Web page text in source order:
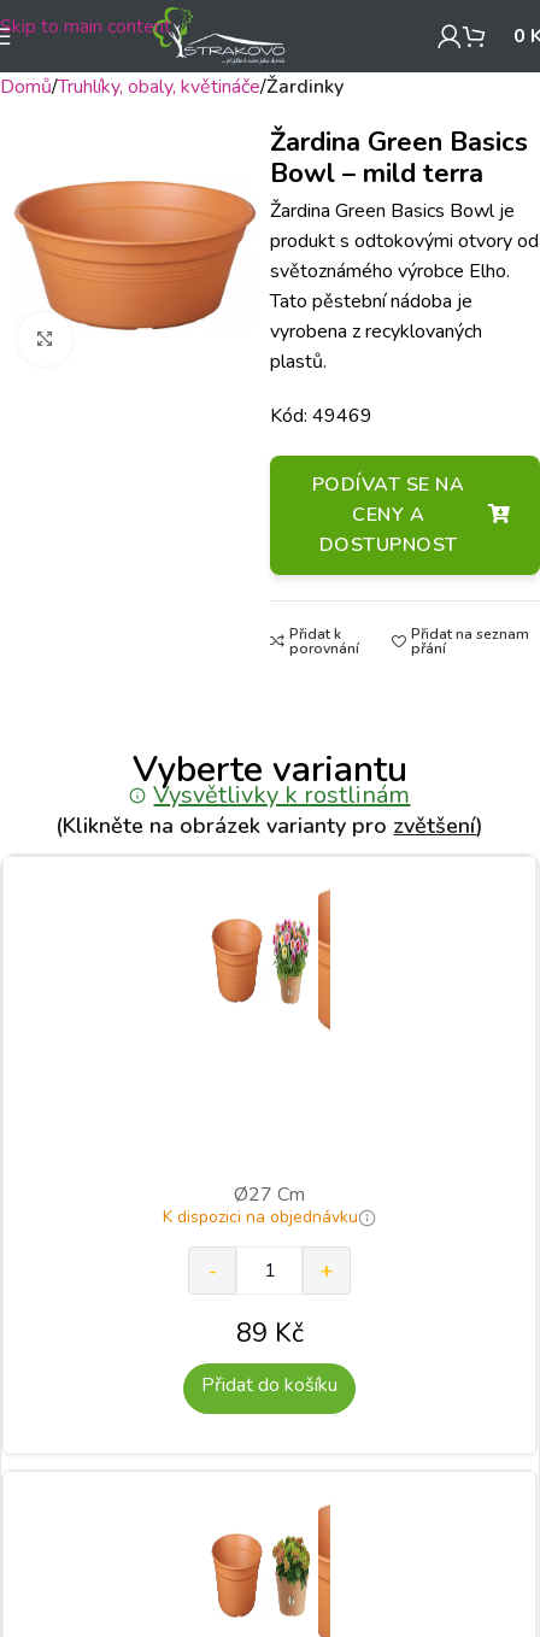
Skip to main content 0
Domů Truhlíky, obaly, květináče Žardinky
Žardina Green Basics
Bowl – mild terra
Žardina Green Basics Bowl je
produkt s odtokovými otvory od
světoznámého výrobce Elho.
Tato pěstební nádoba je
vyrobena z recyklovaných
plastů.
Kód: 49469
PODÍVAT SE NA
CENY A
DOSTUPNOST
Přidat k
porovnání
Přidat na seznam
přání
Vyberte variantu
Vysvětlivky k rostlinám
(Klikněte na obrázek varianty pro zvětšení)
Ø27 Cm
K dispozici na objednávku
89 Kč
Přidat do košíku